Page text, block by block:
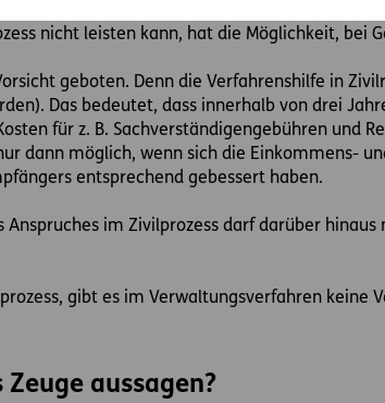
nicht leisten kann, hat die Möglichkeit, bei
geboten. Denn die Verfahrenshilfe in
Das bedeutet, dass innerhalb von drei
für z. B. Sachverständigengebühren und
dann möglich, wenn sich die Einkommens-
entsprechend gebessert haben.
Anspruches im Zivilprozess darf darüber
gibt es im Verwaltungsverfahren keine
Zeuge aussagen?